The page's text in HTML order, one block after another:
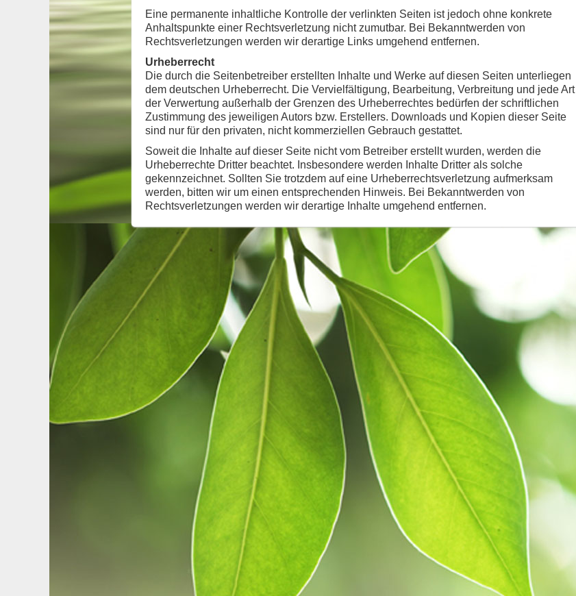
Eine permanente inhaltliche Kontrolle der verlinkten Seiten ist jedoch ohne konkrete
Anhaltspunkte einer Rechtsverletzung nicht zumutbar. Bei Bekanntwerden von
Rechtsverletzungen werden wir derartige Links umgehend entfernen.
Urheberrecht
Die durch die Seitenbetreiber erstellten Inhalte und Werke auf diesen Seiten unterliegen
dem deutschen Urheberrecht. Die Vervielfältigung, Bearbeitung, Verbreitung und jede Art
der Verwertung außerhalb der Grenzen des Urheberrechtes bedürfen der schriftlichen
Zustimmung des jeweiligen Autors bzw. Erstellers. Downloads und Kopien dieser Seite
sind nur für den privaten, nicht kommerziellen Gebrauch gestattet.
Soweit die Inhalte auf dieser Seite nicht vom Betreiber erstellt wurden, werden die
Urheberrechte Dritter beachtet. Insbesondere werden Inhalte Dritter als solche
gekennzeichnet. Sollten Sie trotzdem auf eine Urheberrechtsverletzung aufmerksam
werden, bitten wir um einen entsprechenden Hinweis. Bei Bekanntwerden von
Rechtsverletzungen werden wir derartige Inhalte umgehend entfernen.